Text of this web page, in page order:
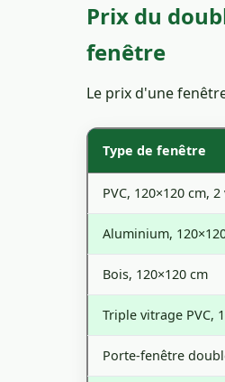
Prix du
fenêtre
Le prix d'une
Type de fenêtre
PVC, 120×120 cm,
Aluminium,
Bois, 120×120 cm
Triple vitrage PVC,
Porte-fenêtre